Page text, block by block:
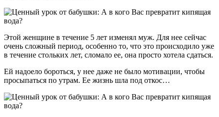
Этой женщине в течение 5 лет изменял муж. Для нее сейчас
очень сложный период, особенно то, что это происходило уже
в течение стольких лет, сломало ее, она просто хотела сдаться.
Ей надоело бороться, у нее даже не было мотивации, чтобы
просыпаться по утрам. Ее жизнь шла под откос…